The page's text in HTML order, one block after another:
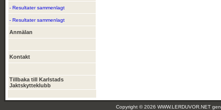
- Resultater sammenlagt
- Resultater sammenlagt
Anmälan
Kontakt
Tillbaka till Karlstads
Jaktskytteklubb
Copyright © 2026 WWW.LERDUVOR.NET